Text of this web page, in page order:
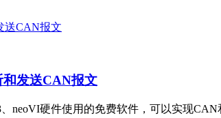
和发送CAN报文
、neoVI硬件使用的免费软件，可以实现